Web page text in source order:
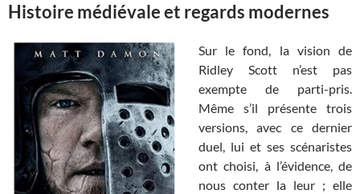
Histoire médiévale et regards modernes
Sur le fond, la vision de
Ridley Scott n’est pas
exempte de parti-pris.
Même s’il présente trois
versions, avec ce dernier
duel, lui et ses scénaristes
ont choisi, à l’évidence, de
nous conter la leur ; elle